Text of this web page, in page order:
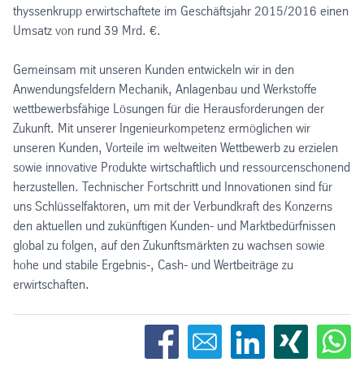
thyssenkrupp erwirtschaftete im Geschäftsjahr 2015/2016 einen
Umsatz von rund 39 Mrd. €.
Gemeinsam mit unseren Kunden entwickeln wir in den
Anwendungsfeldern Mechanik, Anlagenbau und Werkstoffe
wettbewerbsfähige Lösungen für die Herausforderungen der
Zukunft. Mit unserer Ingenieurkompetenz ermöglichen wir
unseren Kunden, Vorteile im weltweiten Wettbewerb zu erzielen
sowie innovative Produkte wirtschaftlich und ressourcenschonend
herzustellen. Technischer Fortschritt und Innovationen sind für
uns Schlüsselfaktoren, um mit der Verbundkraft des Konzerns
den aktuellen und zukünftigen Kunden- und Marktbedürfnissen
global zu folgen, auf den Zukunftsmärkten zu wachsen sowie
hohe und stabile Ergebnis-, Cash- und Wertbeiträge zu
erwirtschaften.